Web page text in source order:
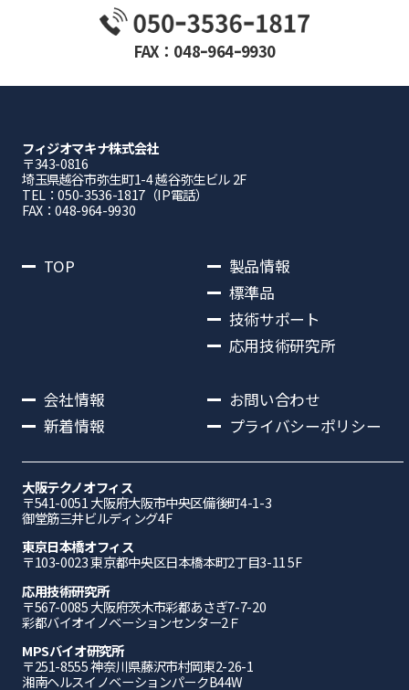
FAX：048ｰ964ｰ9930
フィジオマキナ株式会社
〒343-0816
埼⽟県越⾕市弥⽣町1-4 越⾕弥⽣ビル 2F
TEL：050-3536-1817（IP電話）
FAX：048-964-9930
TOP
製品情報
標準品
技術サポート
応用技術研究所
会社情報
新着情報
お問い合わせ
プライバシーポリシー
大阪テクノオフィス
〒541-0051 ⼤阪府⼤阪市中央区備後町4-1-3
御堂筋三井ビルディング4F
東京日本橋オフィス
〒103-0023 東京都中央区日本橋本町2丁目3-11 5F
応⽤技術研究所
〒567-0085 ⼤阪府茨⽊市彩都あさぎ7-7-20
彩都バイオイノベーションセンター2Ｆ
MPSバイオ研究所
〒251-8555 神奈川県藤沢市村岡東2-26-1
湘南ヘルスイノベーションパークB44W